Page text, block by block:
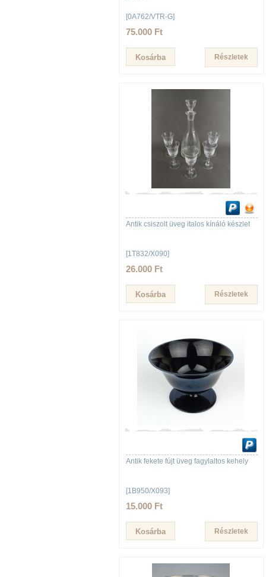
[0A762/VTR-G]
75.000 Ft
Részletek
Antik csiszolt üveg italos kínáló készlet
[1T832/X090]
26.000 Ft
Részletek
Antik fekete fújt üveg fagylaltos kehely
[1B950/X093]
15.000 Ft
Részletek